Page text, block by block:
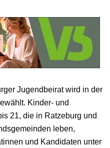
Jugendbeirat wird in der
Kinder- und
21, die in Ratzeburg und
leben,
und Kandidaten unter